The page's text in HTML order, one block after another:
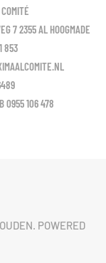
7 2355 AL HOOGMADE
853
0955 106 478
POWERED